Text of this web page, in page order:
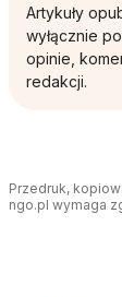
Artykuły
wyłącznie
opinie,
redakcji.
Przedruk,
ngo.pl wymaga